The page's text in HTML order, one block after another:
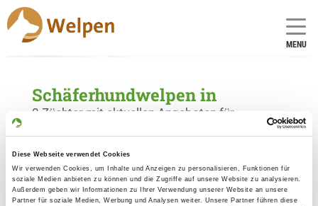
Diese Webseite verwendet Cookies
Wir verwenden Cookies, um Inhalte und Anzeigen zu personalisieren, Funktionen für
soziale Medien anbieten zu können und die Zugriffe auf unsere Website zu analysieren.
Außerdem geben wir Informationen zu Ihrer Verwendung unserer Website an unsere
Partner für soziale Medien, Werbung und Analysen weiter. Unsere Partner führen diese
MENU
Schäferhundwelpen in
0 Züchter mit aktuellen Angeboten für